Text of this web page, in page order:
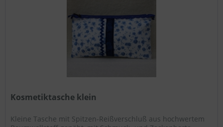
Kosmetiktasche klein
Kleine Tasche mit Spitzen-Reißverschluß aus hochwertem